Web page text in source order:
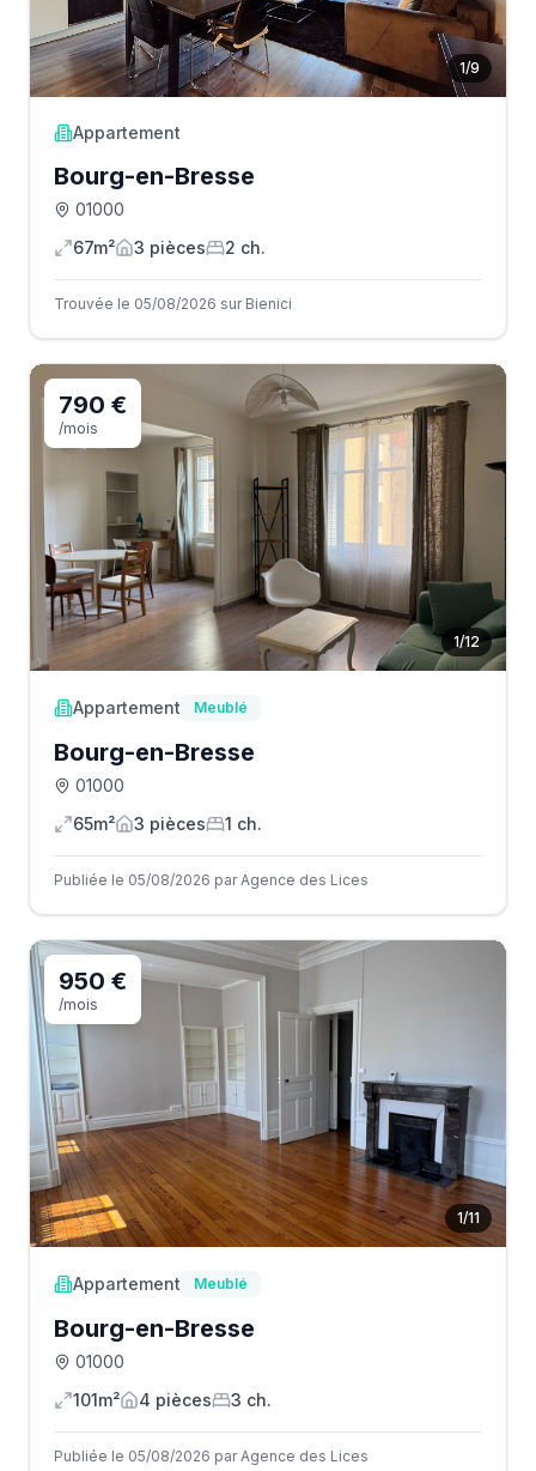
1/9
Appartement
Bourg-en-Bresse
01000
67m²
3 pièces 2 ch.
Trouvée le 05/08/2026 sur Bienici
1/12
790 €
/mois
Appartement Meublé
Bourg-en-Bresse
01000
65m²
3 pièces 1 ch.
Publiée le 05/08/2026 par Agence des Lices
1/11
950 €
/mois
Appartement Meublé
Bourg-en-Bresse
01000
101m²
4 pièces 3 ch.
Publiée le 05/08/2026 par Agence des Lices